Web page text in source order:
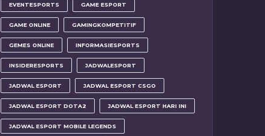
EVENTESPORTS GAME ESPORT
GAME ONLINE GAMINGKOMPETITIF
GEMES ONLINE INFORMASIESPORTS
INSIDERESPORTS JADWALESPORT
JADWAL ESPORT JADWAL ESPORT CSGO
JADWAL ESPORT DOTA2 JADWAL ESPORT HARI INI
JADWAL ESPORT MOBILE LEGENDS